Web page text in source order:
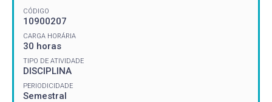
CÓDIGO
10900207
CARGA HORÁRIA
30 horas
TIPO DE ATIVIDADE
DISCIPLINA
PERIODICIDADE
Semestral